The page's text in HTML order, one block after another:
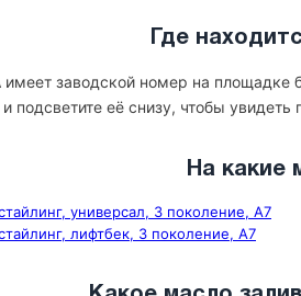
Где
имеет заводской номер на
подсветите её снизу, чтобы увидеть
На какие
универсал, 3 поколение, A7
лифтбек, 3 поколение, A7